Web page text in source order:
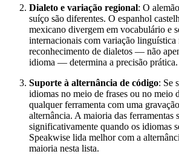
Dialeto e variação regional: O
suíço são diferentes. O espanhol
mexicano divergem em vocabulário e
internacionais com variação linguística
reconhecimento de dialetos — não
idioma — determina a precisão prática.
Suporte à alternância de código: Se
idiomas no meio de frases ou no meio
qualquer ferramenta com uma
alternância. A maioria das ferramentas
significativamente quando os idiomas
Speakwise lida melhor com a
maioria nesta lista.